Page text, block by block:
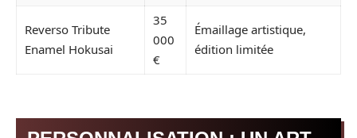
Reverso Tribute
Enamel Hokusai
35
000
€
Émaillage artistique,
édition limitée